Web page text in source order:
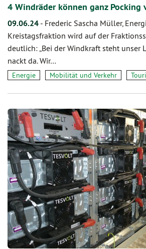
4 Windräder können ganz Pocking
09.06.24 - Frederic Sascha Müller,
Kreistagsfraktion wird auf der
deutlich: „Bei der Windkraft steht unser
nackt da. Wir…
Energie Mobilität und Verkehr